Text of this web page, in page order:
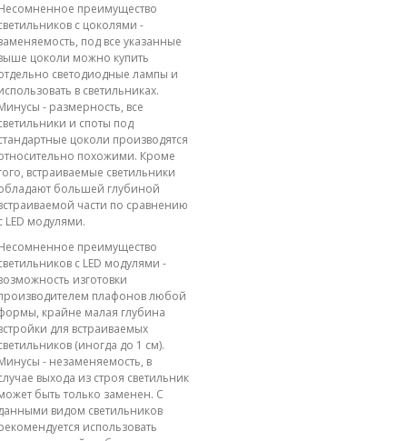
преимущество
с цоколями -
под все указанные
цоколи можно купить
светодиодные лампы и
в светильниках.
- размерность, все
и споты под
цоколи производятся
похожими. Кроме
встраиваемые светильники
большей глубиной
части по сравнению
LED модулями.
преимущество
с LED модулями -
изготовки
плафонов любой
крайне малая глубина
для встраиваемых
(иногда до 1 см).
- незаменяемость, в
выхода из строя светильник
быть только заменен. С
видом светильников
использовать